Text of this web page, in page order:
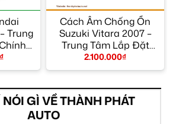
Trung
₫
Cách Âm Chống Ồn
Suzuki Vitara 2007 –
Trung Tâm Lắp Đặt
Chính Hãng TPHCM
2.100.000₫
GÌ VỀ THÀNH PHÁT
AUTO